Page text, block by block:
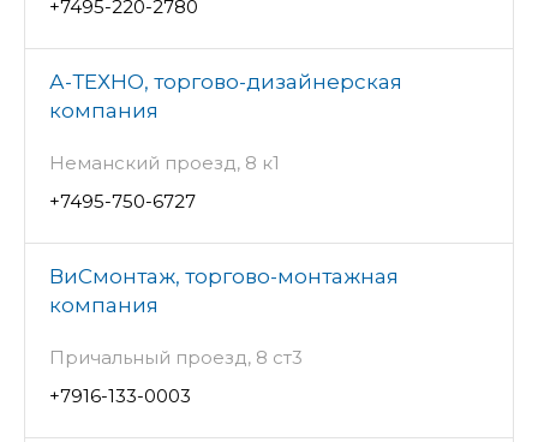
+7495-220-2780
А-ТЕХНО, торгово-дизайнерская
компания
Неманский проезд, 8 к1
+7495-750-6727
ВиСмонтаж, торгово-монтажная
компания
Причальный проезд, 8 ст3
+7916-133-0003